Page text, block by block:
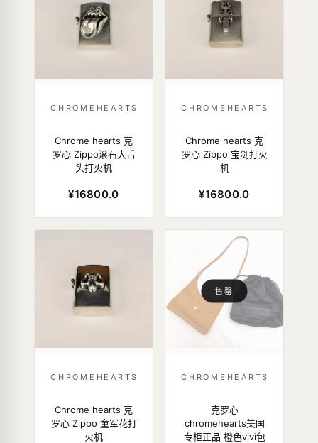
CHROMEHEARTS
Chrome hearts 克
罗心 Zippo滚石大舌
头打火机
¥16800.0
CHROMEHEARTS
Chrome hearts 克
罗心 Zippo 宝剑打火
机
¥16800.0
CHROMEHEARTS
Chrome hearts 克
罗心 Zippo 童军花打
火机
售罄
CHROMEHEARTS
克罗心
chromehearts美国
专柜正品 橙色vivi包